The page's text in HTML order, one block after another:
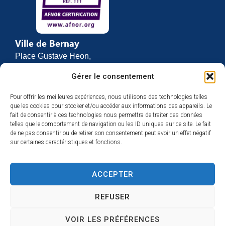
Gérer le consentement
Pour offrir les meilleures expériences, nous utilisons des technologies telles
que les cookies pour stocker et/ou accéder aux informations des appareils. Le
fait de consentir à ces technologies nous permettra de traiter des données
telles que le comportement de navigation ou les ID uniques sur ce site. Le fait
de ne pas consentir ou de retirer son consentement peut avoir un effet négatif
sur certaines caractéristiques et fonctions.
ACCEPTER
REFUSER
VOIR LES PRÉFÉRENCES
Ville de Bernay
Place Gustave Heon,
27307 BERNAY
02 32 46 63 00
Contact
Horaires d’ouverture
Du lundi au vendredi :
et de 13h30 à 17h